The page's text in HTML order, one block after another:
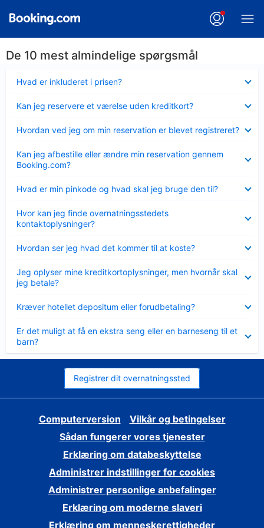
De 10 mest almindelige spørgsmål
Hvad er inkluderet i prisen?
Kan jeg reservere et værelse uden kreditkort?
Hvordan ved jeg om min reservation er blevet registreret?
Kan jeg afbestille eller ændre min reservation gennem
Booking.com?
Hvad er min pinkode og hvad skal jeg bruge den til?
Hvor kan jeg finde overnatningsstedets
kontaktoplysninger?
Hvordan ser jeg hvad det kommer til at koste?
Jeg oplyser mine kreditkortoplysninger, men hvornår skal
jeg betale?
Kræver hotellet depositum eller forudbetaling?
Er det muligt at få en ekstra seng eller en barneseng til et
barn?
Registrer dit overnatningssted
Computerversion
Vilkår og betingelser
Sådan fungerer vores tjenester
Erklæring om databeskyttelse
Administrer indstillinger for cookies
Administrer personlige anbefalinger
Erklæring om moderne slaveri
Erklæring om menneskerettigheder